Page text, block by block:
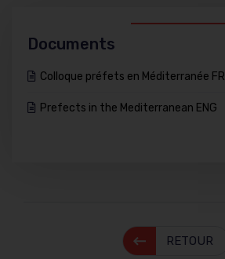
Documents
Colloque préfets en Méditerranée FR
Prefects in the Mediterranean ENG
RETOUR